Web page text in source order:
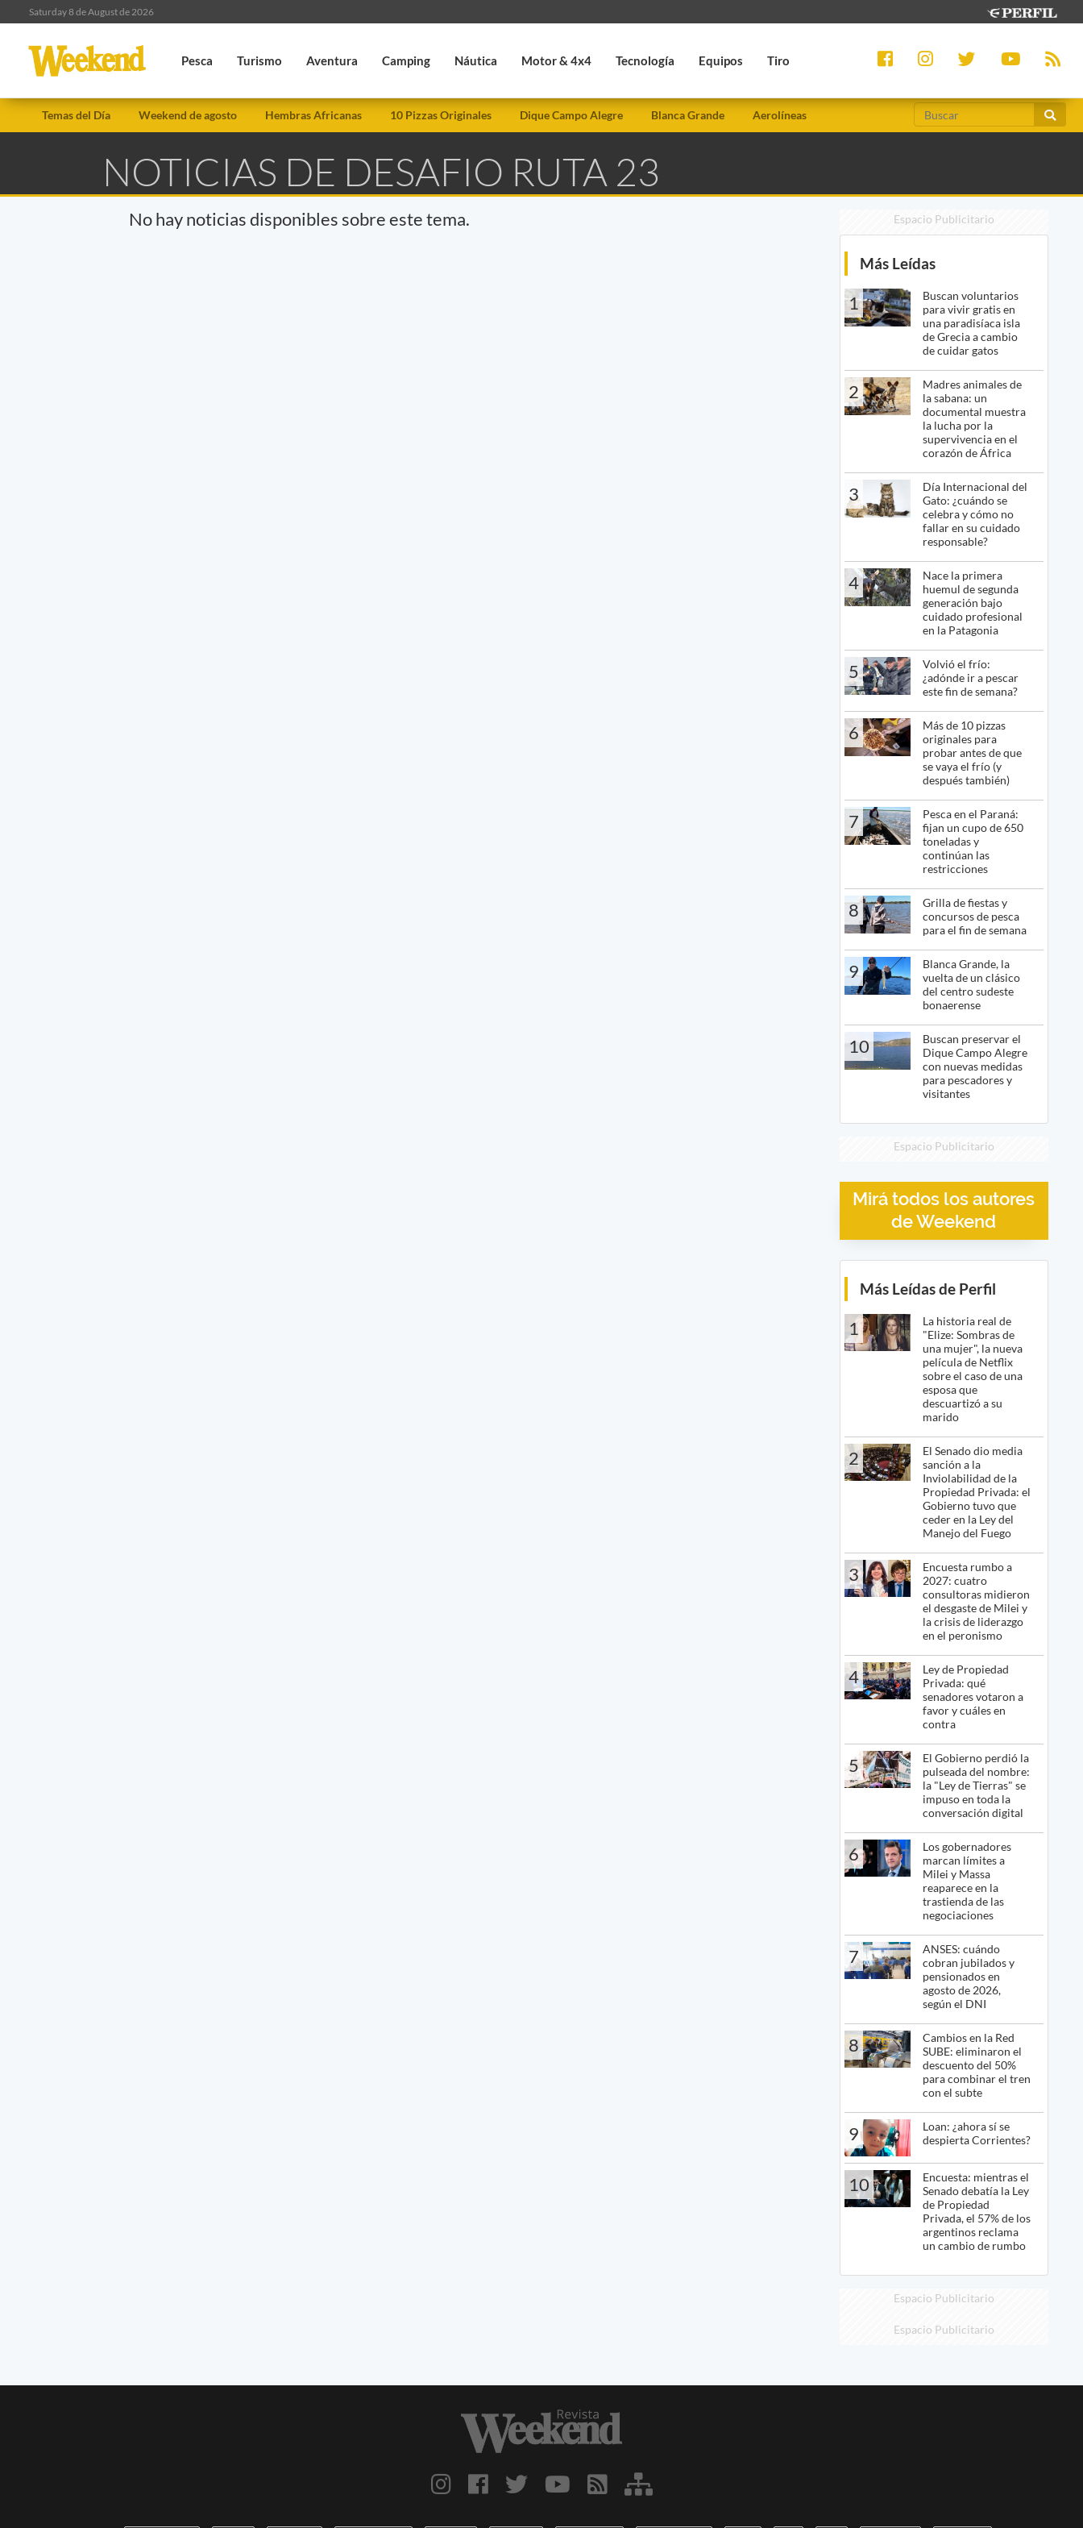
Saturday 8 de August de 2026
Pesca Turismo Aventura Camping Náutica Motor & 4x4 Tecnología Equipos Tiro
Temas del Día Weekend de agosto Hembras Africanas 10 Pizzas Originales Dique Campo Alegre Blanca Grande Aerolíneas
NOTICIAS DE DESAFIO RUTA 23
No hay noticias disponibles sobre este tema. Espacio Publicitario
Más Leídas
1
Buscan voluntarios
para vivir gratis en
una paradisíaca isla
de Grecia a cambio
de cuidar gatos
2
Madres animales de
la sabana: un
documental muestra
la lucha por la
supervivencia en el
corazón de África
3
Día Internacional del
Gato: ¿cuándo se
celebra y cómo no
fallar en su cuidado
responsable?
4
Nace la primera
huemul de segunda
generación bajo
cuidado profesional
en la Patagonia
5
Volvió el frío:
¿adónde ir a pescar
este fin de semana?
6
Más de 10 pizzas
originales para
probar antes de que
se vaya el frío (y
después también)
7
Pesca en el Paraná:
fijan un cupo de 650
toneladas y
continúan las
restricciones
8
Grilla de fiestas y
concursos de pesca
para el fin de semana
9
Blanca Grande, la
vuelta de un clásico
del centro sudeste
bonaerense
10
Buscan preservar el
Dique Campo Alegre
con nuevas medidas
para pescadores y
visitantes
Espacio Publicitario
Mirá todos los autores
de Weekend
Más Leídas de Perfil
1
La historia real de
"Elize: Sombras de
una mujer", la nueva
película de Netflix
sobre el caso de una
esposa que
descuartizó a su
marido
2
El Senado dio media
sanción a la
Inviolabilidad de la
Propiedad Privada: el
Gobierno tuvo que
ceder en la Ley del
Manejo del Fuego
3
Encuesta rumbo a
2027: cuatro
consultoras midieron
el desgaste de Milei y
la crisis de liderazgo
en el peronismo
4
Ley de Propiedad
Privada: qué
senadores votaron a
favor y cuáles en
contra
5
El Gobierno perdió la
pulseada del nombre:
la "Ley de Tierras" se
impuso en toda la
conversación digital
6
Los gobernadores
marcan límites a
Milei y Massa
reaparece en la
trastienda de las
negociaciones
7
ANSES: cuándo
cobran jubilados y
pensionados en
agosto de 2026,
según el DNI
8
Cambios en la Red
SUBE: eliminaron el
descuento del 50%
para combinar el tren
con el subte
9
Loan: ¿ahora sí se
despierta Corrientes?
10
Encuesta: mientras el
Senado debatía la Ley
de Propiedad
Privada, el 57% de los
argentinos reclama
un cambio de rumbo
Espacio Publicitario
Espacio Publicitario